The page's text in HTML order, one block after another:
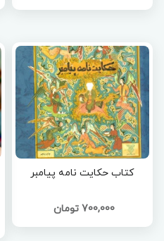
کتاب حکایت نامه پیامبر
700,000 تومان